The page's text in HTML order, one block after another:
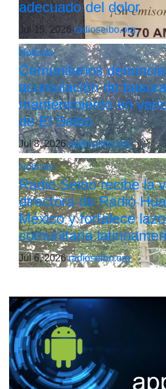
adecuado del dolor
Jul 15, 2026radioseibo.org
Noticias
Comunitarios
acumulación de
mantenimiento en
de El Seibo
Jul 8, 2026radioseibo.org
Noticias
Radio Seibo recibe la
directora de Radio
México y fortalece
comunitaria
Jul 6, 2026radioseibo.org